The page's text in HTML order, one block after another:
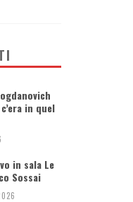
in quel
in sala Le
Sossai